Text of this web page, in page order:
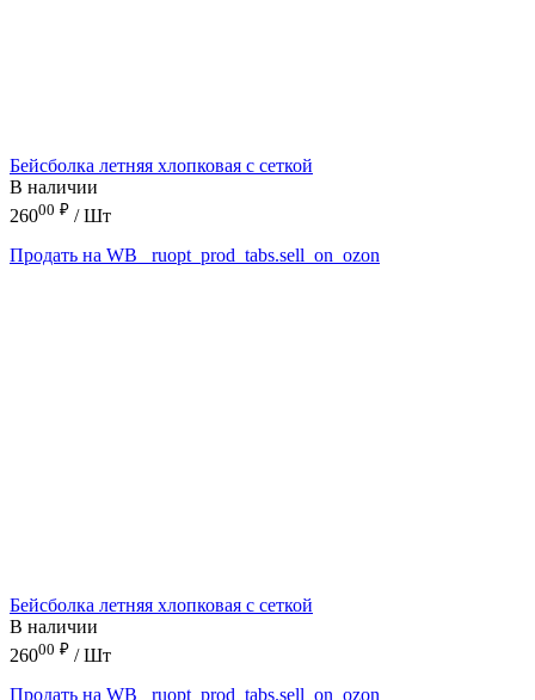
Бейсболка летняя хлопковая с сеткой
В наличии
26000 ₽ / Шт
Продать на WB
_ruopt_prod_tabs.sell_on_ozon
Бейсболка летняя хлопковая с сеткой
В наличии
26000 ₽ / Шт
Продать на WB
_ruopt_prod_tabs.sell_on_ozon